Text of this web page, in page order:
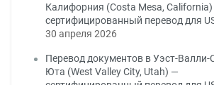
Калифорния (Costa Mesa,
сертифицированный перевод для
30 апреля 2026
Перевод документов в Уэст-Валли-
Юта (West Valley City, Utah) —